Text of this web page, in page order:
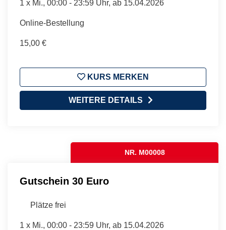
1 x Mi., 00:00 - 23:59 Uhr, ab 15.04.2026
Online-Bestellung
15,00 €
KURS MERKEN
WEITERE DETAILS
NR. M00008
Gutschein 30 Euro
Plätze frei
1 x Mi., 00:00 - 23:59 Uhr, ab 15.04.2026